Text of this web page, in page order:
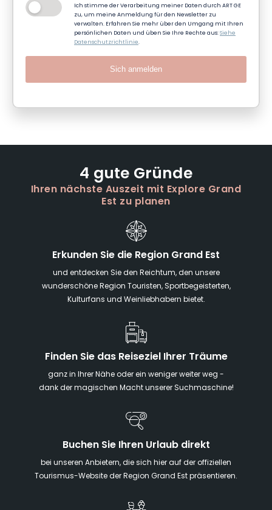
Ich stimme der Verarbeitung meiner Daten durch ART GE
zu, um meine Anmeldung für den Newsletter zu
verwalten. Erfahren Sie mehr über den Umgang mit Ihren
persönlichen Daten und üben Sie Ihre Rechte aus:Siehe
Datenschutzrichtlinie.
Sich anmelden
4 gute Gründe
Ihren nächste Auszeit mit Explore Grand
Est zu planen
Erkunden Sie die Region Grand Est
und entdecken Sie den Reichtum, den unsere
wunderschöne Region Touristen, Sportbegeisterten,
Kulturfans und Weinliebhabern bietet.
Finden Sie das Reiseziel Ihrer Träume
ganz in Ihrer Nähe oder ein weniger weiter weg -
dank der magischen Macht unserer Suchmaschine!
Buchen Sie Ihren Urlaub direkt
bei unseren Anbietern, die sich hier auf der offiziellen
Tourismus-Website der Region Grand Est präsentieren.